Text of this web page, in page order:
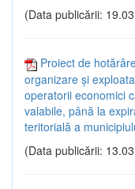
(Data publicării:
Proiect de
organizare și
operatorii economici
valabile, până la
teritorială a
(Data publicării: